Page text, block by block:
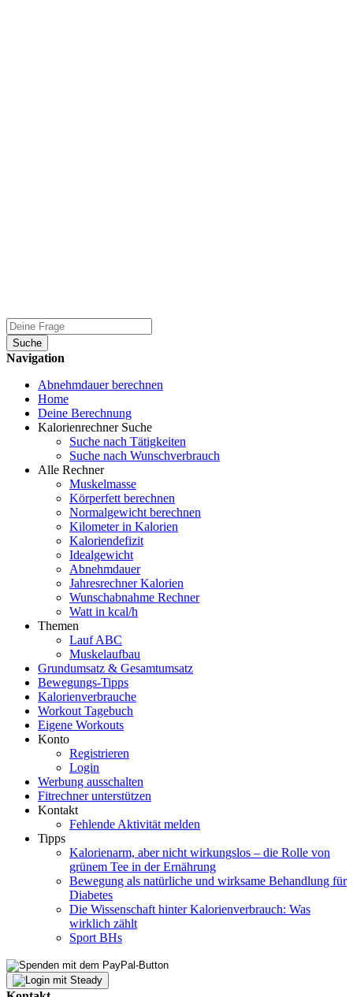
Suche
Navigation
Abnehmdauer berechnen
Home
Deine Berechnung
Kalorienrechner Suche
Suche nach Tätigkeiten
Suche nach Wunschverbrauch
Alle Rechner
Muskelmasse
Körperfett berechnen
Normalgewicht berechnen
Kilometer in Kalorien
Kaloriendefizit
Idealgewicht
Abnehmdauer
Jahresrechner Kalorien
Wunschabnahme Rechner
Watt in kcal/h
Themen
Lauf ABC
Muskelaufbau
Grundumsatz & Gesamtumsatz
Bewegungs-Tipps
Kalorienverbrauche
Workout Tagebuch
Eigene Workouts
Konto
Registrieren
Login
Werbung ausschalten
Fitrechner unterstützen
Kontakt
Fehlende Aktivität melden
Tipps
Kalorienarm, aber nicht wirkungslos – die Rolle von
grünem Tee in der Ernährung
Bewegung als natürliche und wirksame Behandlung für
Diabetes
Die Wissenschaft hinter Kalorienverbrauch: Was
wirklich zählt
Sport BHs